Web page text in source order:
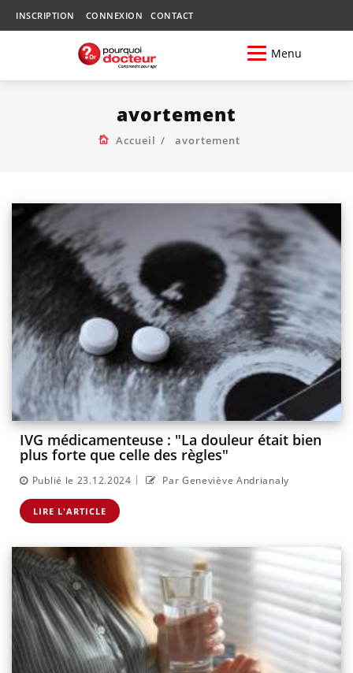
INSCRIPTION CONNEXION CONTACT
Menu
avortement
Accueil avortement
IVG médicamenteuse : "La douleur était bien
plus forte que celle des règles"
Publié le 23.12.2024 | Par Geneviève Andrianaly
LIRE L'ARTICLE